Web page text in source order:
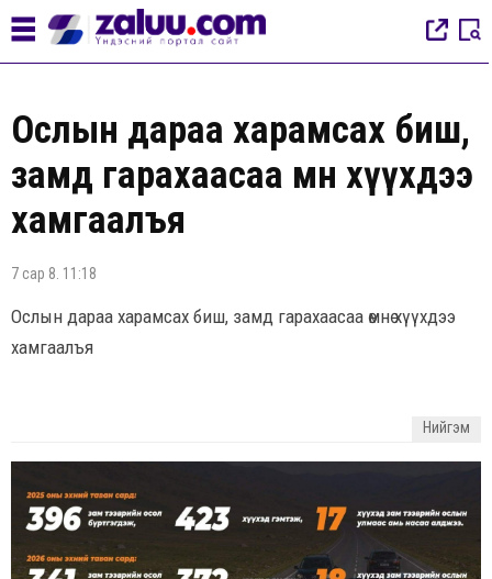
Ослын дараа харамсах биш,
замд гарахаасаа өмнө хүүхдээ
хамгаалъя
7 сар 8. 11:18
Ослын дараа харамсах биш, замд гарахаасаа өмнө хүүхдээ
хамгаалъя
Нийгэм